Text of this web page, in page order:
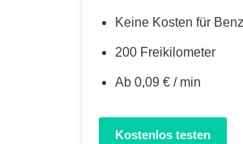
Keine Kosten für
200 Freikilometer
Ab 0,09 € / min
Kostenlos testen